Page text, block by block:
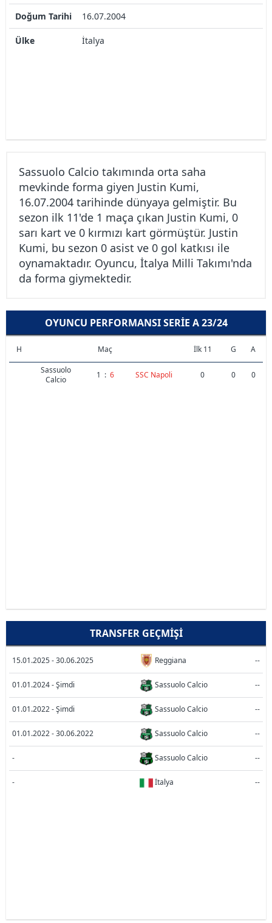
Doğum Tarihi 16.07.2004
Ülke İtalya
Sassuolo Calcio takımında orta saha
mevkinde forma giyen Justin Kumi,
16.07.2004 tarihinde dünyaya gelmiştir. Bu
sezon ilk 11'de 1 maça çıkan Justin Kumi, 0
sarı kart ve 0 kırmızı kart görmüştür. Justin
Kumi, bu sezon 0 asist ve 0 gol katkısı ile
oynamaktadır. Oyuncu, İtalya Milli Takımı'nda
da forma giymektedir.
OYUNCU PERFORMANSI SERIE A 23/24
H Maç İlk 11 G
A
Sassuolo
Calcio
1 : 6 SSC Napoli 0 0 0
TRANSFER GEÇMIŞI
15.01.2025 - 30.06.2025 Reggiana --
01.01.2024 - Şimdi Sassuolo Calcio --
01.01.2022 - Şimdi Sassuolo Calcio --
01.01.2022 - 30.06.2022 Sassuolo Calcio --
- Sassuolo Calcio --
- İtalya --